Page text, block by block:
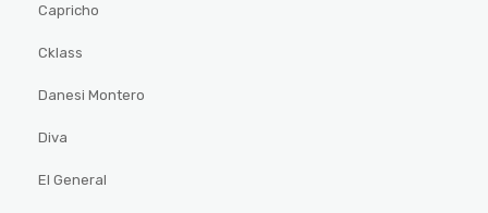
Capricho
Cklass
Danesi Montero
Diva
El General